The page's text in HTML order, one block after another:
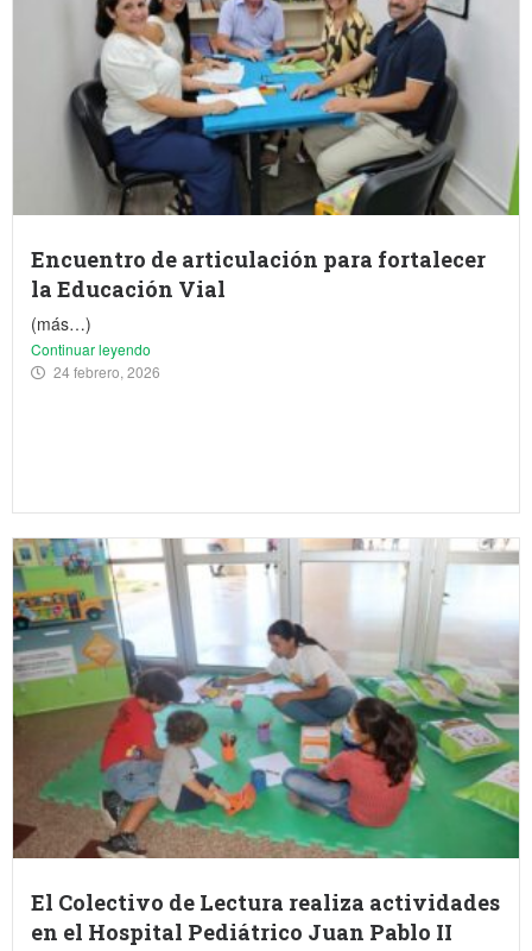
Encuentro de articulación para fortalecer
la Educación Vial
(más…)
Continuar leyendo
24 febrero, 2026
El Colectivo de Lectura realiza actividades
en el Hospital Pediátrico Juan Pablo II